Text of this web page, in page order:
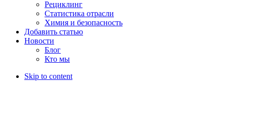
Рециклинг
Статистика отрасли
Химия и безопасность
Добавить статью
Новости
Блог
Кто мы
Skip to content